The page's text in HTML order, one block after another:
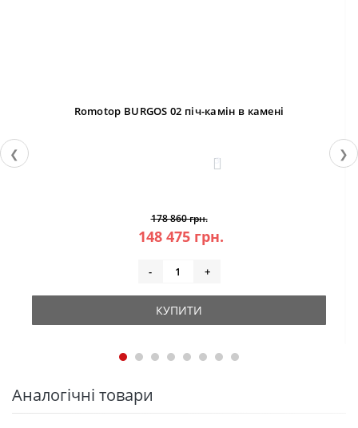
❮
Romotop BURGOS 02 піч-камін в камені
3
178 860 грн.
148 475 грн.
- +
КУПИТИ
❯
Аналогічні товари